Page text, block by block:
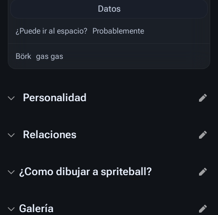
Datos
¿Puede ir al espacio? Probablemente
Börk gas gas
Personalidad
Relaciones
¿Como dibujar a spriteball?
Galería